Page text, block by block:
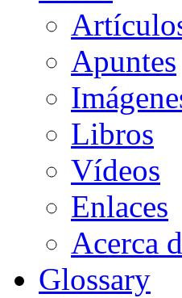
Apuntes
Libros
Vídeos
Enlaces
Acerca
Glossary